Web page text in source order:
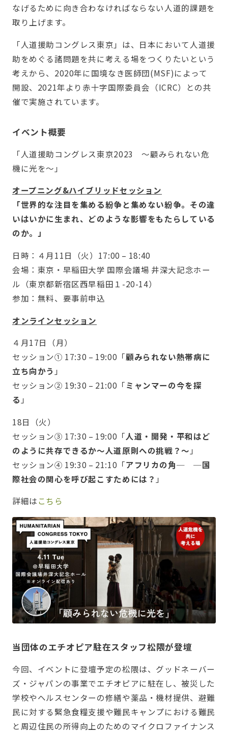
なげるために向き合わなければならない人道的課題を
取り上げます。
「人道援助コングレス東京」は、日本において人道援
助をめぐる諸問題を共に考える場をつくりたいという
考えから、2020年に国境なき医師団(MSF)によって
開設、2021年より赤十字国際委員会（ICRC）との共
催で実施されています。
イベント概要
「人道援助コングレス東京2023 ～顧みられない危
機に光を～」
オープニング&ハイブリッドセッション
「世界的な注目を集める紛争と集めない紛争。その違
いはいかに生まれ、どのような影響をもたらしている
のか。」
日時：４月11日（火）17:00 – 18:40
会場：東京・早稲田大学 国際会議場 井深大記念ホー
ル（東京都新宿区西早稲田１-20-14）
参加：無料、要事前申込
オンラインセッション
４月17日（月）
セッション① 17:30 – 19:00「顧みられない熱帯病に
立ち向かう 」
セッション② 19:30 – 21:00「ミャンマーの今を探
る 」
18日（火）
セッション③ 17:30 – 19:00「人道・開発・平和はど
のように共存できるか～人道原則への挑戦？～ 」
セッション④ 19:30 – 21:10「アフリカの角─ ─国
際社会の関心を呼び起こすためには？ 」
詳細は こちら
当団体のエチオピア駐在スタッフ松隈が登壇
今回、イベントに登壇予定の松隈は、グッドネーバー
ズ・ジャパンの事業でエチオピアに駐在し、被災した
学校やヘルスセンターの修繕や薬品・機材提供、避難
民に対する緊急食糧支援や難民キャンプにおける難民
と周辺住民の所得向上のためのマイクロファイナンス